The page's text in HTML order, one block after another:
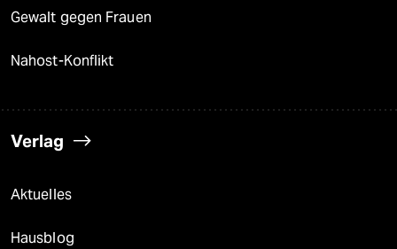
Gewalt gegen Frauen
Nahost-Konflikt
Verlag
Aktuelles
Hausblog